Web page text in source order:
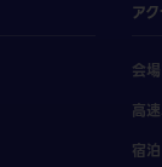
ア
会
高
宿泊